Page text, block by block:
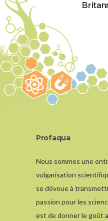
Profaqua
Nous sommes une
vulgarisation
se dévoue à
passion pour les
est de donner le goût